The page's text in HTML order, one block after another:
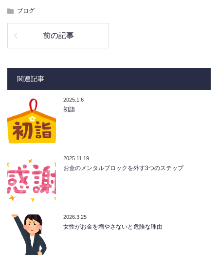
ブログ
前の記事
関連記事
2025.1.6
初詣
2025.11.19
お金のメンタルブロックを外す3つのステップ
2026.3.25
女性がお金を増やさないと危険な理由